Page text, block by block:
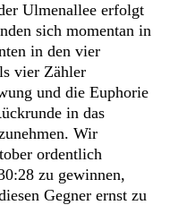
Ulmenallee erfolgt
sich momentan in
in den vier
vier Zähler
und die Euphorie
in das
Wir
ordentlich
zu gewinnen,
Gegner ernst zu